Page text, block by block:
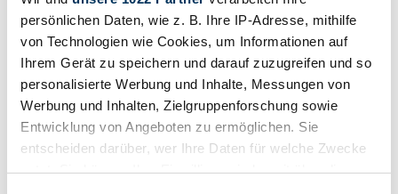
persönlichen Daten, wie z. B. Ihre IP-Adresse, mithilfe
von Technologien wie Cookies, um Informationen auf
Ihrem Gerät zu speichern und darauf zuzugreifen und so
personalisierte Werbung und Inhalte, Messungen von
Werbung und Inhalten, Zielgruppenforschung sowie
Entwicklung von Angeboten zu ermöglichen. Sie
entscheiden darüber, wer Ihre Daten für welche Zwecke
nutzt. Sie können Ihre Einwilligung jederzeit über die